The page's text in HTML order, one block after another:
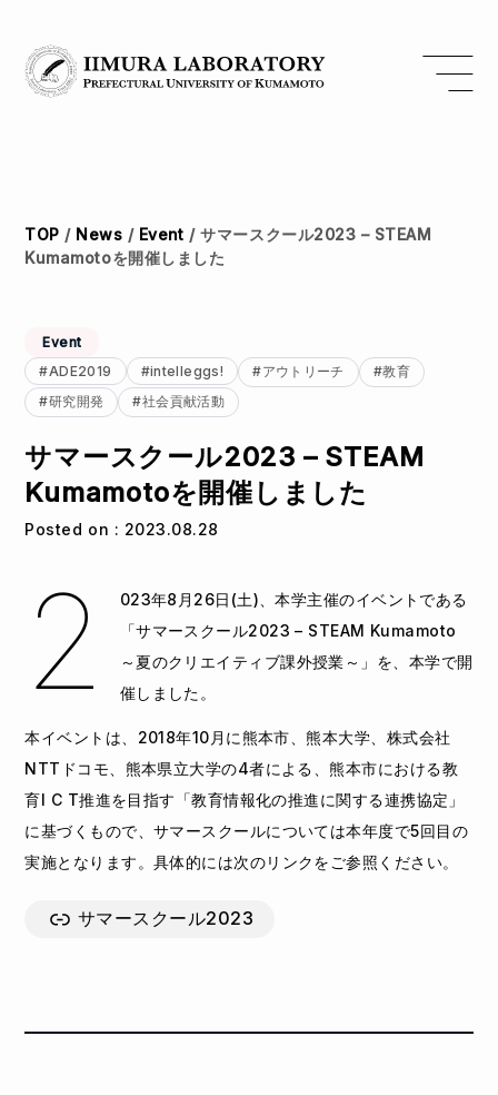
TOP / News / Event /サマースクール2023 – STEAM
Kumamotoを開催しました
Event
ADE2019
intelleggs! アウトリーチ
教育
研究開発
社会貢献活動
サマースクール2023 – STEAM
Kumamotoを開催しました
Posted on : 2023.08.28
2
023年8月26日(土)、本学主催のイベントである
「サマースクール2023 – STEAM Kumamoto
～夏のクリエイティブ課外授業～」を、本学で開
催しました。
本イベントは、2018年10月に熊本市、熊本大学、株式会社
NTTドコモ、熊本県立大学の4者による、熊本市における教
育I C T推進を目指す「教育情報化の推進に関する連携協定」
に基づくもので、サマースクールについては本年度で5回目の
実施となります。具体的には次のリンクをご参照ください。
サマースクール2023